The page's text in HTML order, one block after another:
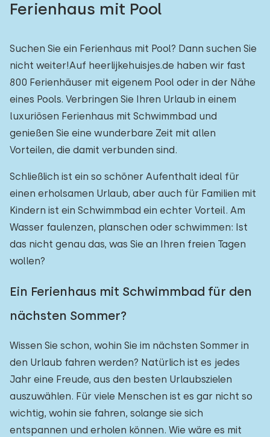
Ferienhaus mit Pool
Suchen Sie ein Ferienhaus mit Pool? Dann suchen Sie
nicht weiter!Auf heerlijkehuisjes.de haben wir fast
800 Ferienhäuser mit eigenem Pool oder in der Nähe
eines Pools. Verbringen Sie Ihren Urlaub in einem
luxuriösen Ferienhaus mit Schwimmbad und
genießen Sie eine wunderbare Zeit mit allen
Vorteilen, die damit verbunden sind.
Schließlich ist ein so schöner Aufenthalt ideal für
einen erholsamen Urlaub, aber auch für Familien mit
Kindern ist ein Schwimmbad ein echter Vorteil. Am
Wasser faulenzen, planschen oder schwimmen: Ist
das nicht genau das, was Sie an Ihren freien Tagen
wollen?
Ein Ferienhaus mit Schwimmbad für den
nächsten Sommer?
Wissen Sie schon, wohin Sie im nächsten Sommer in
den Urlaub fahren werden? Natürlich ist es jedes
Jahr eine Freude, aus den besten Urlaubszielen
auszuwählen. Für viele Menschen ist es gar nicht so
wichtig, wohin sie fahren, solange sie sich
entspannen und erholen können. Wie wäre es mit